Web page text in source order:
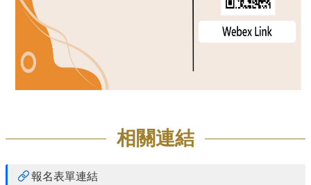
相關連結
報名表單連結